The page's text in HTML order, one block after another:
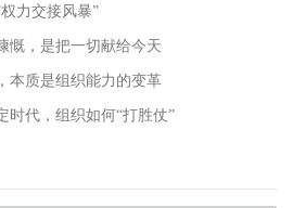
力交接风暴”
慨，是把一切献给今天
本质是组织能力的变革
时代，组织如何“打胜仗”